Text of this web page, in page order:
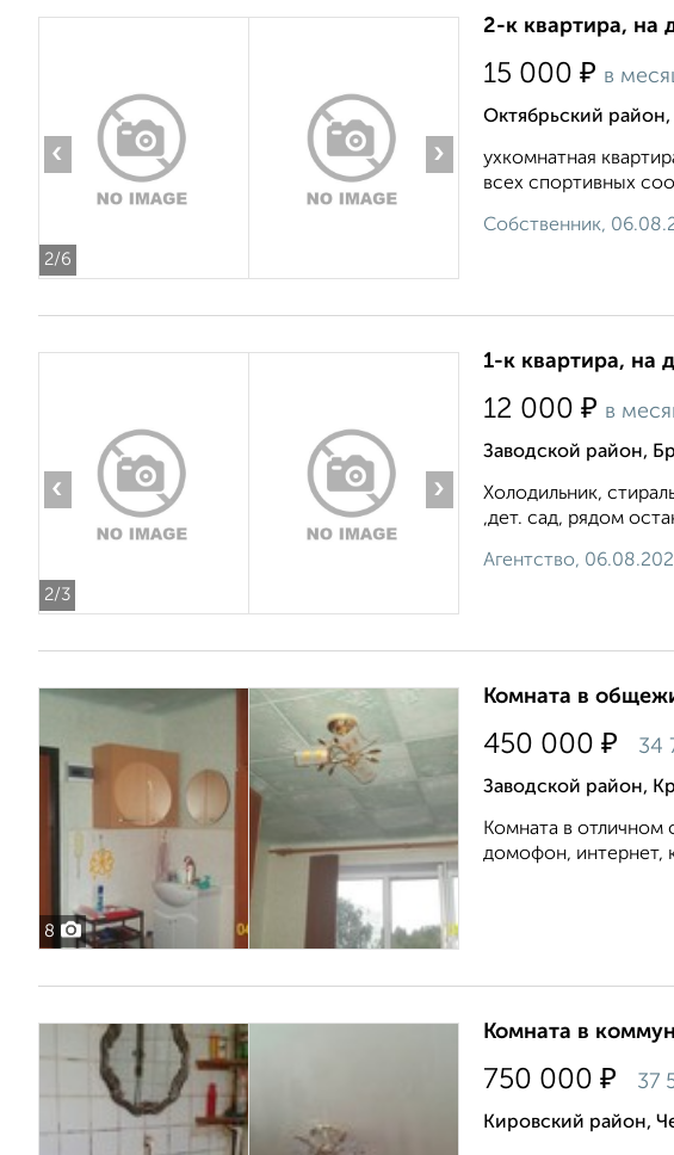
2/6
‹ ›
2-к квартира, на
15 000 ₽ в
Октябрьский
ухкомнатная
всех спортивных
Собственник,
2/3
‹ ›
1-к квартира, на
12 000 ₽ в
Заводской район,
Холодильник,
,дет. сад, рядом
Агентство,
8
Комната в
450 000 ₽ 34
Заводской район,
Комната в отличном
домофон, интернет,
Комната в
750 000 ₽ 37
Кировский район,